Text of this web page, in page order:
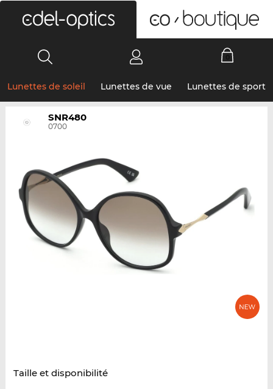
Lunettes de soleil Lunettes de vue Lunettes de sport
SNR480
0700
Taille et disponibilité